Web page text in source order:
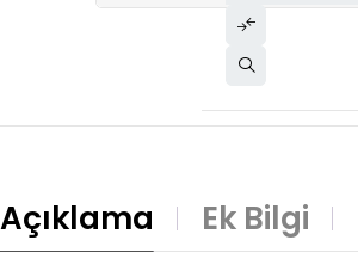
Açıklama Ek Bilgi